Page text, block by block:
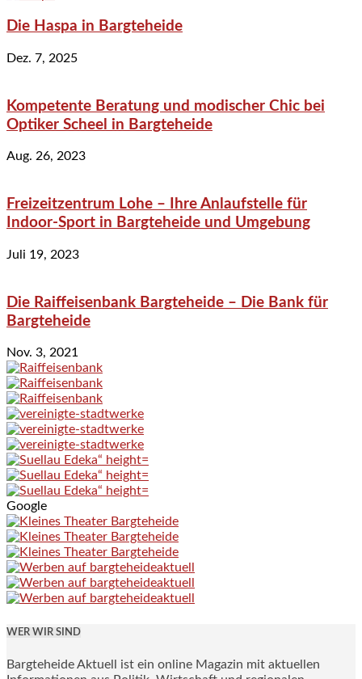
Die Haspa in Bargteheide
Dez. 7, 2025
Kompetente Beratung und modischer Chic bei
Optiker Scheel in Bargteheide
Aug. 26, 2023
Freizeitzentrum Lohe – Ihre Anlaufstelle für
Indoor-Sport in Bargteheide und Umgebung
Juli 19, 2023
Die Raiffeisenbank Bargteheide – Die Bank für
Bargteheide
Nov. 3, 2021
Google
WER WIR SIND
Bargteheide Aktuell ist ein online Magazin mit aktuellen